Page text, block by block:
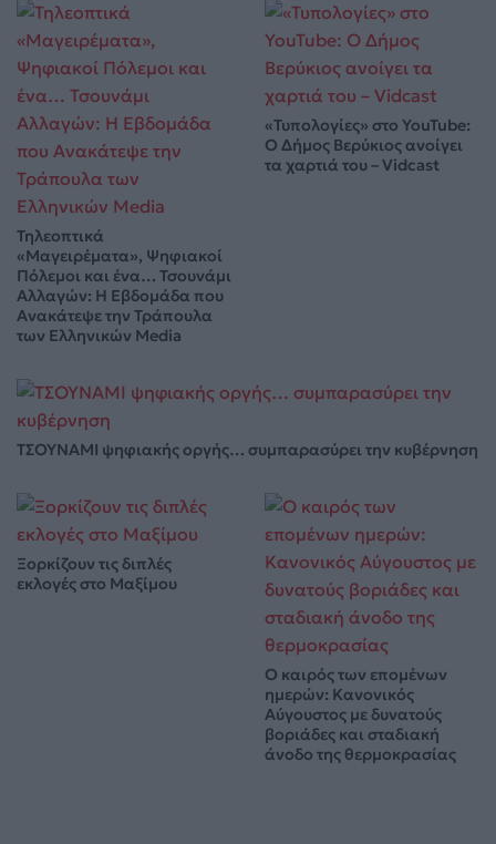
Τηλεοπτικά
«Μαγειρέματα», Ψηφιακοί
Πόλεμοι και ένα… Τσουνάμι
Αλλαγών: Η Εβδομάδα που
Ανακάτεψε την Τράπουλα
των Ελληνικών Media
«Τυπολογίες» στο YouTube:
Ο Δήμος Βερύκιος ανοίγει
τα χαρτιά του – Vidcast
ΤΣΟΥΝΑΜΙ ψηφιακής οργής… συμπαρασύρει την κυβέρνηση
Ξορκίζουν τις διπλές
εκλογές στο Μαξίμου
Ο καιρός των επομένων
ημερών: Κανονικός
Αύγουστος με δυνατούς
βοριάδες και σταδιακή
άνοδο της θερμοκρασίας